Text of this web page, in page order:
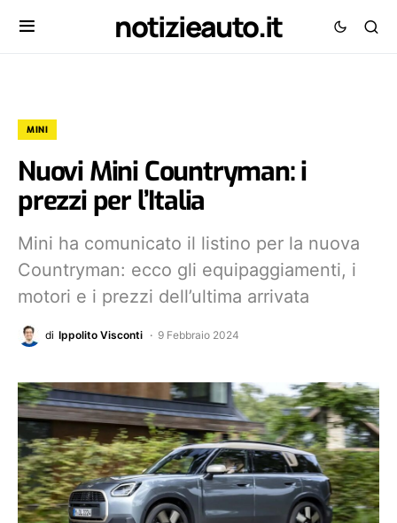
notizieauto.it
MINI
Nuovi Mini Countryman: i
prezzi per l’Italia
Mini ha comunicato il listino per la nuova
Countryman: ecco gli equipaggiamenti, i
motori e i prezzi dell’ultima arrivata
di Ippolito Visconti 9 Febbraio 2024